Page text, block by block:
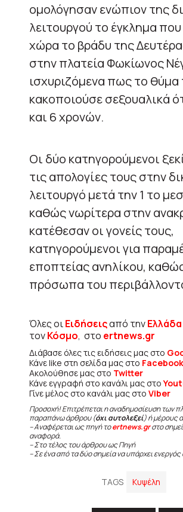
ομολόγησαν ενώπιον της
λειτουργού το έγκλημα
χώρα το βράδυ της
στην πλατεία Φωκίωνος
ισχυριζόμενα πως το θύμα
κακοποιούσε σεξουαλικά
και 6 χρονών.
Οι δύο κατηγορούμενοι
τις απολογίες τους στην
λειτουργό μετά την 1 το
καθώς νωρίτερα στην
κατέθεσαν οι γονείς τους,
κατηγορούμενοι για
εποπτείας ανηλίκου,
πρόσωπα του
Όλες οιΕιδήσειςαπό τηνΕλλάδα
τονΚόσμο, στο ertnews.gr
Διάβασε όλες τις ειδήσεις μας στο
Κάνε like στη σελίδα μας στο Facebook
Ακολούθησε μας στο Twitter
Κάνε εγγραφή στο κανάλι μας στο
Γίνε μέλος στο κανάλι μας στο Viber
Προσοχή! Επιτρέπεται η αναδημοσίευση των
παραπάνω άρθρου (όχι αυτολεξεί) ή μέρους
– Αναφέρεται ως πηγή τοertnews.grστο
αναφορά.
– Στο τέλος του άρθρου ως Πηγή
– Σε ένα από τα δύο σημεία να υπάρχει
TAGS Κυψέλη